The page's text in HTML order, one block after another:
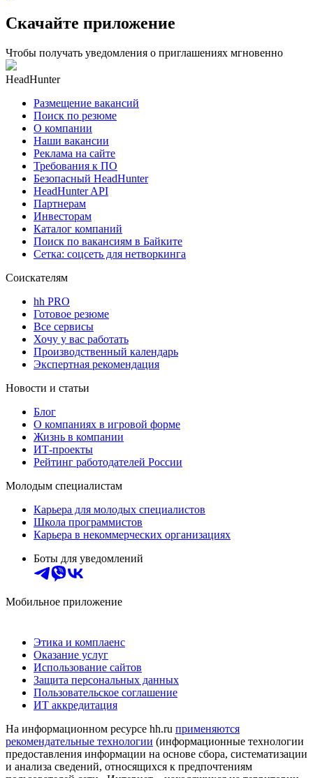
Скачайте приложение
Чтобы получать уведомления о приглашениях мгновенно
HeadHunter
Размещение вакансий
Поиск по резюме
О компании
Наши вакансии
Реклама на сайте
Требования к ПО
Безопасный HeadHunter
HeadHunter API
Партнерам
Инвесторам
Каталог компаний
Поиск по вакансиям в Байките
Сетка: соцсеть для нетворкинга
Соискателям
hh PRO
Готовое резюме
Все сервисы
Хочу у вас работать
Производственный календарь
Экспертная рекомендация
Новости и статьи
Блог
О компаниях в игровой форме
Жизнь в компании
ИТ-проекты
Рейтинг работодателей России
Молодым специалистам
Карьера для молодых специалистов
Школа программистов
Карьера в некоммерческих организациях
Боты для уведомлений
Мобильное приложение
Этика и комплаенс
Оказание услуг
Использование сайтов
Защита персональных данных
Пользовательское соглашение
ИТ аккредитация
На информационном ресурсе hh.ru применяются
рекомендательные технологии (информационные технологии
предоставления информации на основе сбора, систематизации
и анализа сведений, относящихся к предпочтениям